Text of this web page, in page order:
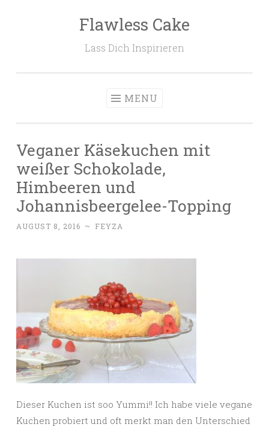
Skip to contentFlawless Cake
Lass Dich Inspirieren
MENU
Veganer Käsekuchen mit
weißer Schokolade,
Himbeeren und
Johannisbeergelee-Topping
AUGUST 8, 2016 ~ FEYZA
Dieser Kuchen ist soo Yummi!! Ich habe viele vegane
Kuchen probiert und oft merkt man den Unterschied